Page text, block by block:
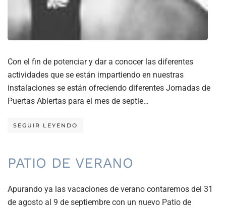
Con el fin de potenciar y dar a conocer las diferentes
actividades que se están impartiendo en nuestras
instalaciones se están ofreciendo diferentes Jornadas de
Puertas Abiertas para el mes de septie…
SEGUIR LEYENDO
PATIO DE VERANO
Apurando ya las vacaciones de verano contaremos del 31
de agosto al 9 de septiembre con un nuevo Patio de